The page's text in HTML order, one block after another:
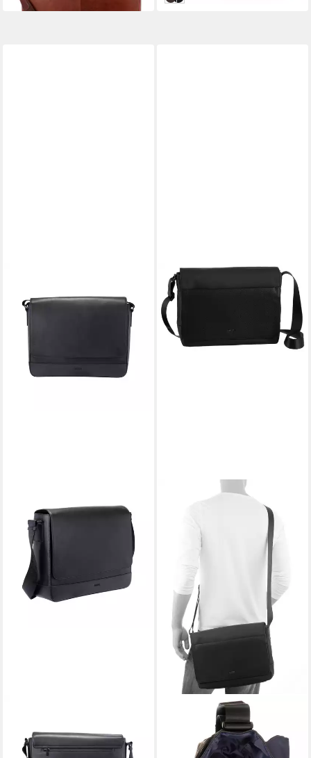
nevio messenger mhf
ab 206,10 € UVP229,00 €
Messenger Bag lanciano
nevio messenger mhf
139,95 €